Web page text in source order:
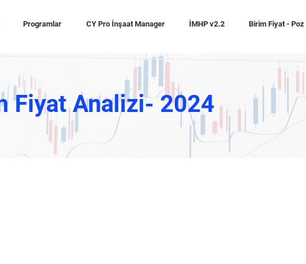
Programlar CY Pro İnşaat Manager İMHP v2.2 Birim Fiyat - Poz
Fiyat Analizi- 2024